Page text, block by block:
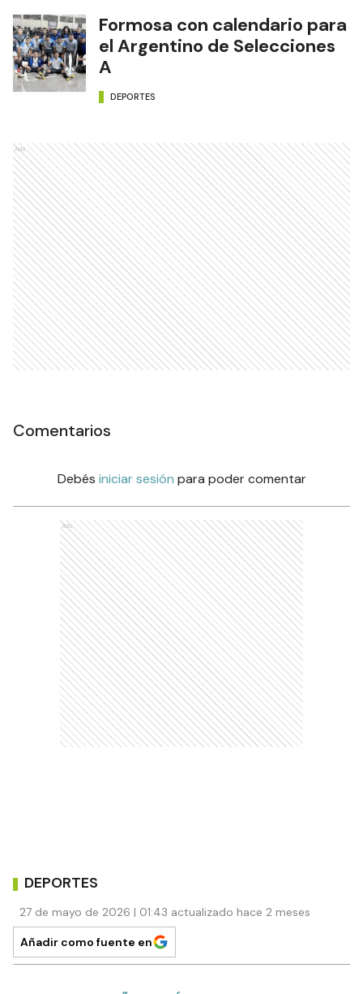
Formosa con calendario para
el Argentino de Selecciones
A
DEPORTES
Ads
Comentarios
Debés iniciar sesión para poder comentar
Ads
DEPORTES
27 de mayo de 2026 | 01:43 actualizado hace 2 meses
Añadir como fuente en